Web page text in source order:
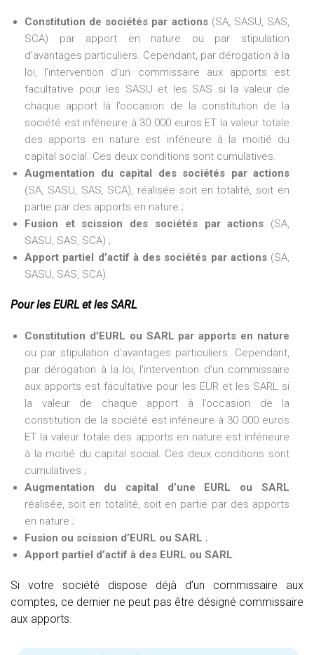
Constitution de sociétés par actions(SA, SASU, SAS,
SCA) par apport en nature ou par stipulation
d’avantages particuliers. Cependant, par dérogation à la
loi, l’intervention d’un commissaire aux apports est
facultative pour les SASU et les SAS si la valeur de
chaque apport là l’occasion de la constitution de la
société est inférieure à 30 000 euros ET la valeur totale
des apports en nature est inférieure à la moitié du
capital social. Ces deux conditions sont cumulatives.
Augmentation du capital des sociétés par actions
(SA, SASU, SAS, SCA), réalisée soit en totalité, soit en
partie par des apports en nature ;
Fusion et scission des sociétés par actions (SA,
SASU, SAS, SCA) ;
Apport partiel d’actif à des sociétés par actions(SA,
SASU, SAS, SCA).
Pour les EURL et les SARL
Constitution d’EURL ou SARL par apports en nature
ou par stipulation d’avantages particuliers. Cependant,
par dérogation à la loi, l’intervention d’un commissaire
aux apports est facultative pour les EUR et les SARL si
la valeur de chaque apport à l’occasion de la
constitution de la société est inférieure à 30 000 euros
ET la valeur totale des apports en nature est inférieure
à la moitié du capital social. Ces deux conditions sont
cumulatives ;
Augmentation du capital d’une EURL ou SARL
réalisée, soit en totalité, soit en partie par des apports
en nature ;
Fusion ou scission d’EURL ou SARL ;
Apport partiel d’actif à des EURL ou SARL.
Si votre société dispose déjà d’un commissaire aux
comptes, ce dernier ne peut pas être désigné commissaire
aux apports.